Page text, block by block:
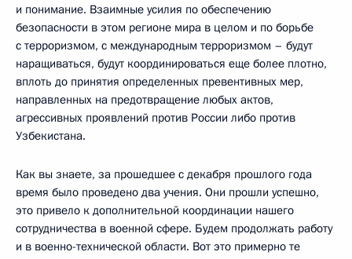
и понимание. Взаимные усилия по обеспечению
безопасности в этом регионе мира в целом и по борьбе
с терроризмом, с международным терроризмом – будут
наращиваться, будут координироваться еще более плотно,
вплоть до принятия определенных превентивных мер,
направленных на предотвращение любых актов,
агрессивных проявлений против России либо против
Узбекистана.
Как вы знаете, за прошедшее с декабря прошлого года
время было проведено два учения. Они прошли успешно,
это привело к дополнительной координации нашего
сотрудничества в военной сфере. Будем продолжать работу
и в военно-технической области. Вот это примерно те